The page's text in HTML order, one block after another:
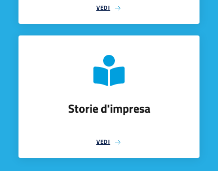
VEDI
Storie d'impresa
VEDI